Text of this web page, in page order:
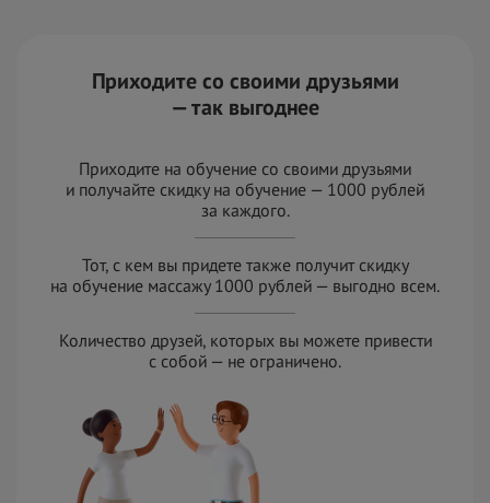
Приходите со своими друзьями
— так выгоднее
Приходите на обучение со своими друзьями
и получайте скидку на обучение — 1000 рублей
за каждого.
Тот, с кем вы придете также получит скидку
на обучение массажу 1000 рублей — выгодно всем.
Количество друзей, которых вы можете привести
с собой — не ограничено.